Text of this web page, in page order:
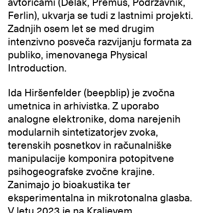
Ferlin), ukvarja se tudi z lastnimi projekti.
Zadnjih osem let se med drugim
intenzivno posveča razvijanju formata za
publiko, imenovanega Physical
Introduction.
Ida Hiršenfelder (beepblip) je zvočna
umetnica in arhivistka. Z uporabo
analogne elektronike, doma narejenih
modularnih sintetizatorjev zvoka,
terenskih posnetkov in računalniške
manipulacije komponira potopitvene
psihogeografske zvočne krajine.
Zanimajo jo bioakustika ter
eksperimentalna in mikrotonalna glasba.